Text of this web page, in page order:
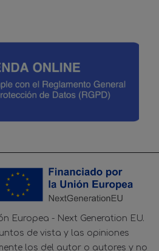
Europea - Next Generation EU.
de vista y las opiniones
los del autor o autores y no